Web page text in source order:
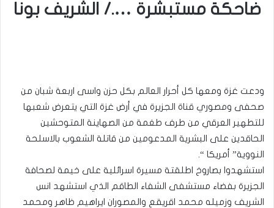
ضاحكة مستبشرة …./ الشريف بونا
ودعت غزة ومعها كل أحرار العالم بكل حزن واسى اربعة شبان من
صحفى ومصوري قناة الجزيرة في أرض غزة التي يتعرض شعبها
للتطهير العرقي من طرف طغمة من الصهاينة المتوحشين
الحاقدين على البشرية المدعومين من قاتلة الشعوب بالاسلحة
النووية” أمريكا “.
استشهدوا بصاروخ اطلقتة مسيرة اسرائلية على خيمة لصحافة
الجزيرة بفضاء مستشفى الشفاء الطاقم الذي استشهد انس
الشريف وزميله محمد اقريقع والمصوران ايراهيم ظاهر ومحمد